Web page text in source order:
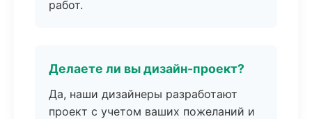
работ.
Делаете ли вы дизайн-проект?
Да, наши дизайнеры разработают
проект с учетом ваших пожеланий и